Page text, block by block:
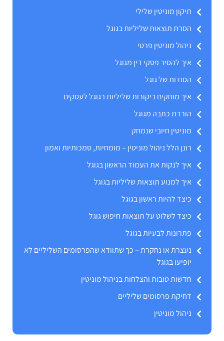
תיקון מוניטין שלילי
הסרת תוצאות שליליות בגוגל
ניהול מוניטין פרטי
איך להסיר פסקי דין מגוגל
הסודות של גוגל
איך מוחקים ביקורות שליליות בגוגל לעסקים
הורדת כתבה מגוגל
מוניטין חיובי שנמחק
רונן הלל ניהול מוניטין – מומחיות, סמכותיות ואמון
איך לנקות את העמוד הראשון בגוגל
איך למנוע תוצאות שליליות בגוגל
כיצד להיות ראשון בגוגל
כיצד לשלוט על תוצאות חיפוש גוגל
פתרונות לבעיות בגוגל
נעצרת או נחקרת – כך שתוודא שהפרסומים השליליים לא
יופיעו בגוגל
חדשות טובות והצלחות בניהול מוניטין
דחיקת פרסומים שליליים
ניהול מוניטין